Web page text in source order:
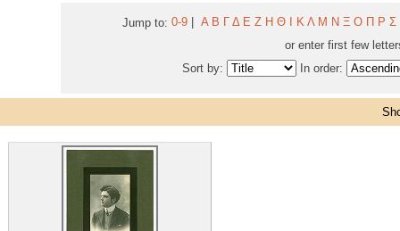
Jump to: 0-9 Α Β Γ Δ Ε Ζ Η Θ Κ Λ Μ Ν Ξ Ο Π Ρ Σ
or enter first few
Sort by:
In order: